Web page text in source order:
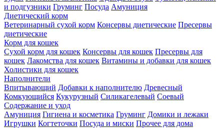
и подгузники Груминг Посуда Амуниция
Диетический корм
Ветеринарный сухой корм Консервы диетические Пресервы
диетические
Корм для кошек
Сухой корм для кошек Консервы для кошек Пресервы для
кошек Лакомства для кошек Витамины и добавки для кошек
Холистики для кошек
Наполнители
Впитывающий Добавки к наполнителю Древесный
Комкующийся Кукурузный Силикагелевый Соевый
Содержание и уход
Амуниция Гигиена и косметика Груминг Домики и лежаки
Игрушки Когтеточки Посуда и миски Прочее для дома